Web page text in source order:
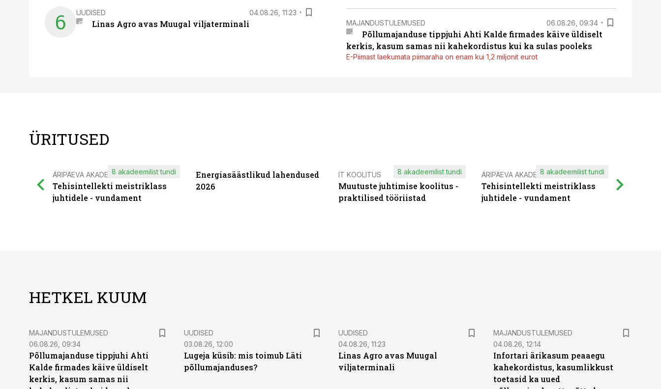
6 UUDISED 04.08.26, 11:23
Linas Agro avas Muugal viljaterminali MAJANDUSTULEMUSED 06.08.26, 09:34
Põllumajanduse tippjuhi Ahti Kalde firmades käive üldiselt
kerkis, kasum samas nii kahekordistus kui ka sulas pooleks
E-Piimast laekumata piimaraha on enam kui 1,2 miljonit eurot
ÜRITUSED
ÄRIPÄEVA AKADEEMIA
Tehisintellekti meistriklass
juhtidele - vundament
8 akadeemilist tundi
Energiasäästlikud lahendused
2026
IT KOOLITUS
Muutuste juhtimise koolitus -
praktilised tööriistad
8 akadeemilist tundi ÄRIPÄEVA AKADEEMIA
Tehisintellekti meistriklass
juhtidele - vundament
8 akadeemilist tundi
HETKEL KUUM
MAJANDUSTULEMUSED
06.08.26, 09:34
Põllumajanduse tippjuhi Ahti
Kalde firmades käive üldiselt
kerkis, kasum samas nii
UUDISED
03.08.26, 12:00
Lugeja küsib: mis toimub Läti
põllumajanduses?
UUDISED
04.08.26, 11:23
Linas Agro avas Muugal
viljaterminali
MAJANDUSTULEMUSED
04.08.26, 12:14
Infortari ärikasum peaaegu
kahekordistus, kasumlikkust
toetasid ka uued